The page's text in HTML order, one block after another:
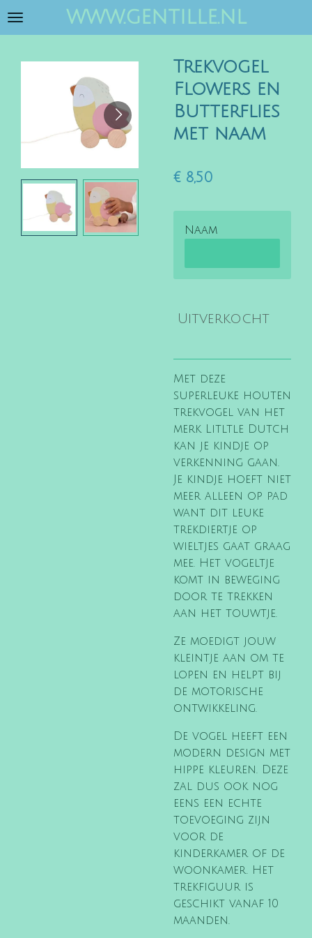
Ga
www.gentille.nl
Trekvogel
Flowers en
Butterflies
met naam
€ 8,50
Naam
Uitverkocht
Met deze
superleuke houten
trekvogel van het
merk Litltle Dutch
kan je kindje op
verkenning gaan.
Je kindje hoeft niet
meer alleen op pad
want dit leuke
trekdiertje op
wieltjes gaat graag
mee. Het vogeltje
komt in beweging
door te trekken
aan het touwtje.
Ze moedigt jouw
kleintje aan om te
lopen en helpt bij
de motorische
ontwikkeling.
De vogel heeft een
modern design met
hippe kleuren. Deze
zal dus ook nog
eens een echte
toevoeging zijn
voor de
kinderkamer of de
woonkamer. Het
trekfiguur is
geschikt vanaf 10
maanden.